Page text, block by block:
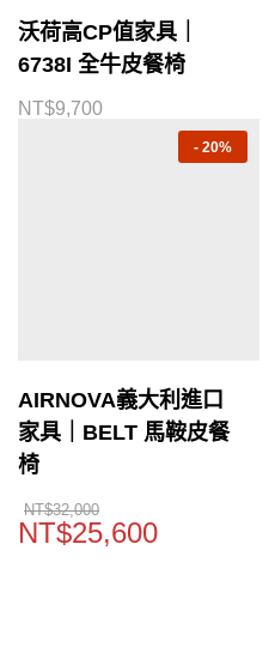
沃荷高CP值家具｜
6738I 全牛皮餐椅
NT$9,700
- 20%
AIRNOVA義大利進口
家具｜BELT 馬鞍皮餐
椅
NT$32,000
NT$25,600